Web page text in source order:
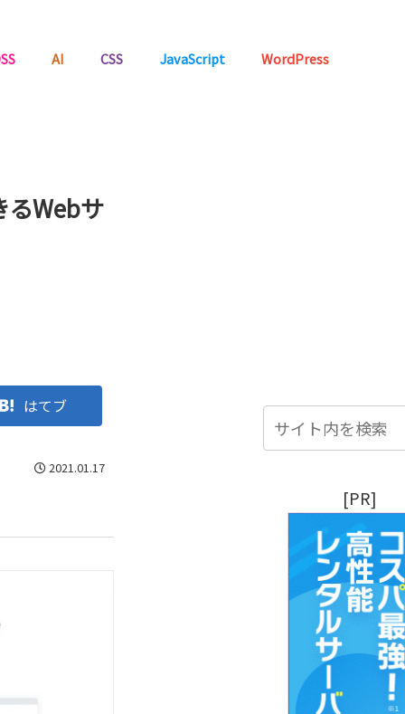
AI CSS JavaScript WordPress
[PR]
るWebサ
はてブ
2021.01.17